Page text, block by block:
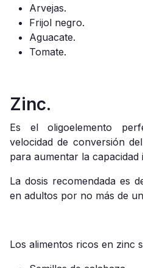
Arvejas.
Frijol negro.
Aguacate.
Tomate.
Zinc.
Es el oligoelemento
velocidad de conversión
para aumentar la capacidad
La dosis recomendada es
en adultos por no más de
Los alimentos ricos en zinc